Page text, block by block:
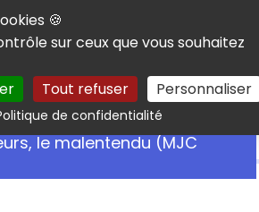
cookies
🍪
sur ceux que vous souhaitez
Tout refuser Personnaliser
de confidentialitéRechercher
le malentendu (MJC